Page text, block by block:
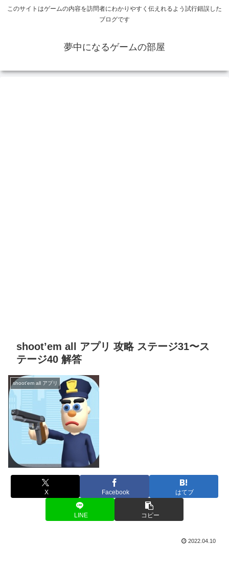
このサイトはゲームの内容を訪問者にわかりやすく伝えれるよう試行錯誤した
ブログです
夢中になるゲームの部屋
shoot’em all アプリ 攻略 ステージ31〜ス
テージ40 解答
shoot'em all アプリ
X Facebook はてブ
LINE コピー
2022.04.10